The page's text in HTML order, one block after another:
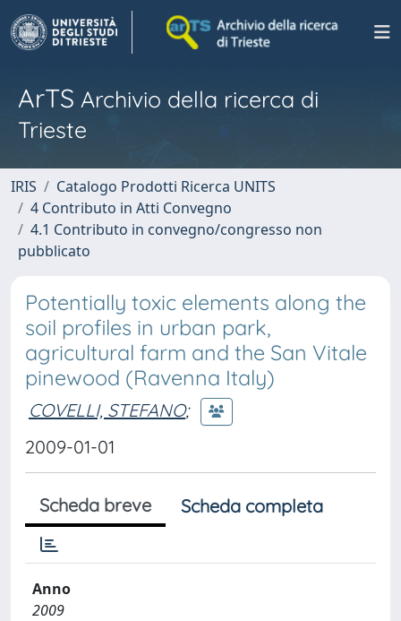
ArTS Archivio della ricerca di
Trieste
IRIS
Catalogo Prodotti Ricerca UNITS
4 Contributo in Atti Convegno
4.1 Contributo in convegno/congresso non
pubblicato
Potentially toxic elements along the
soil profiles in urban park,
agricultural farm and the San Vitale
pinewood (Ravenna Italy)
COVELLI, STEFANO;
2009-01-01
Scheda breve Scheda completa
Anno
2009